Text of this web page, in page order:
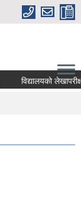
विद्यालयको